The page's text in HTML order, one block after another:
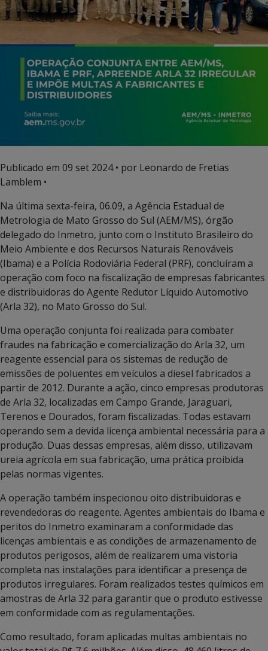
Publicado em 09 set 2024• por Leonardo de Fretias
Lamblem •
Na última sexta-feira, 06.09, a Agência Estadual de
Metrologia de Mato Grosso do Sul (AEM/MS), órgão
delegado do Inmetro, junto com o Instituto Brasileiro do
Meio Ambiente e dos Recursos Naturais Renováveis
(Ibama) e a Polícia Rodoviária Federal (PRF), concluíram a
operação com foco na fiscalização de empresas fabricantes
e distribuidoras do Agente Redutor Líquido Automotivo
(Arla 32), no Mato Grosso do Sul.
Uma operação conjunta foi realizada para combater
fraudes na fabricação e comercialização do Arla 32, um
reagente essencial para os sistemas de redução de
emissões de poluentes em veículos a diesel fabricados a
partir de 2012. Durante a ação, cinco empresas produtoras
de Arla 32, localizadas em Campo Grande, Jaraguari,
Terenos e Dourados, foram fiscalizadas. Todas estavam
operando sem a devida licença ambiental necessária para a
produção. Duas dessas empresas, além disso, utilizavam
ureia agrícola em sua fabricação, uma prática proibida
pelas normas vigentes.
A operação também inspecionou oito distribuidoras e
revendedoras do reagente. Agentes ambientais do Ibama e
peritos do Inmetro examinaram a conformidade das
licenças ambientais e as condições de armazenamento de
produtos perigosos, além de realizarem uma vistoria
completa nas instalações para identificar a presença de
produtos irregulares. Foram realizados testes químicos em
amostras de Arla 32 para garantir que o produto estivesse
em conformidade com as regulamentações.
Como resultado, foram aplicadas multas ambientais no